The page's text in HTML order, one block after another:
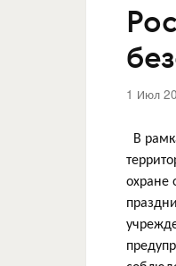
1 Июл
В
охране